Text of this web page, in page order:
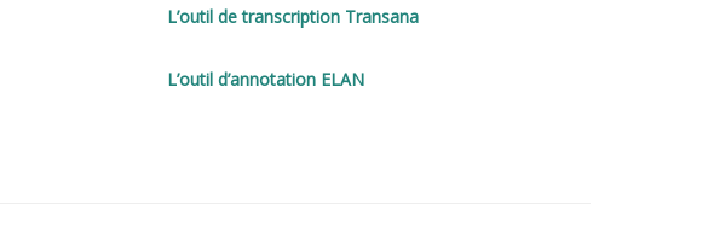
L’outil de transcription Transana
L’outil d’annotation ELAN